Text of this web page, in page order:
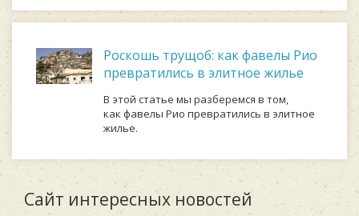
Роскошь трущоб: как фавелы Рио
превратились в элитное жилье
В этой статье мы разберемся в том,
как фавелы Рио превратились в элитное
жилье.
Сайт интересных новостей